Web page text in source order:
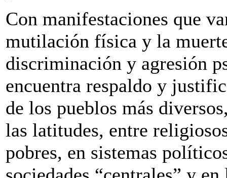
Con manifestaciones que
mutilación física y la
discriminación y agresión
encuentra respaldo y
de los pueblos más
las latitudes, entre
pobres, en sistemas